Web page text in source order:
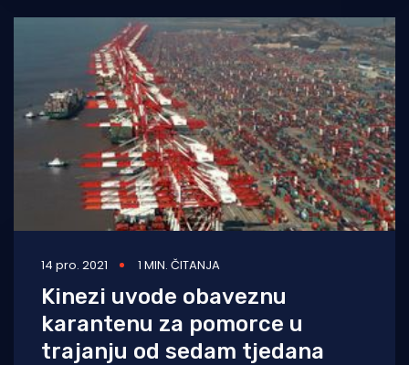
14 pro. 2021 1 MIN. ČITANJA
Kinezi uvode obaveznu
karantenu za pomorce u
trajanju od sedam tjedana